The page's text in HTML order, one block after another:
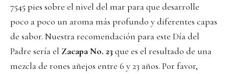
7545 pies sobre el nivel del mar para que desarrolle
poco a poco un aroma más profundo y diferentes capas
de sabor. Nuestra recomendación para este Día del
Padre sería el Zacapa No. 23 que es el resultado de una
mezcla de rones añejos entre 6 y 23 años. Por favor,